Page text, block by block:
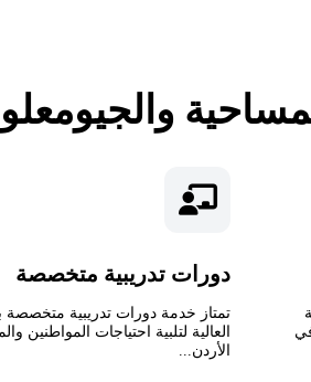
دورات تدريبية متخصصة
تمتاز خدمة دورات تدريبية متخصصة
العالية لتلبية احتياجات المواطنين
الأردن...